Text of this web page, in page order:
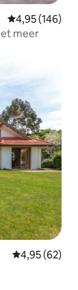
Gemiddelde
4,95 (146)
meer
Gemiddelde
4,95 (62)